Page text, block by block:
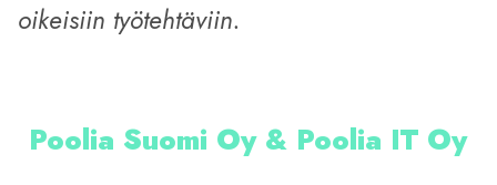
oikeisiin työtehtäviin.
Poolia Suomi Oy & Poolia IT Oy